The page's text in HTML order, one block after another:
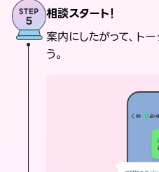
相談スタート！
案内にしたがって、ト
う。